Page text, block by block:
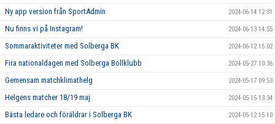
Ny app version från SportAdmin 2024-06-14 12:31
Nu finns vi på Instagram! 2024-06-13 14:55
Sommaraktiviteter med Solberga BK 2024-06-12 15:02
Fira nationaldagen med Solberga Bollklubb 2024-05-27 10:36
Gemensam matchklimathelg 2024-05-17 09:53
Helgens matcher 18/19 maj 2024-05-15 13:34
Bästa ledare och föräldrar i Solberga BK 2024-05-12 15:10